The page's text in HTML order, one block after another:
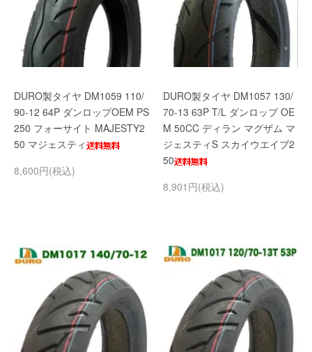
DURO製タイヤ DM1059 110/
90-12 64P ダンロップOEM PS
250 フォーサイト MAJESTY2
50 マジェスティ
8,600円(税込)
DURO製タイヤ DM1057 130/
70-13 63P T/L ダンロップ OE
M 50CC ディラン マグザム マ
ジェスティS スカイウエイブ2
50
8,901円(税込)